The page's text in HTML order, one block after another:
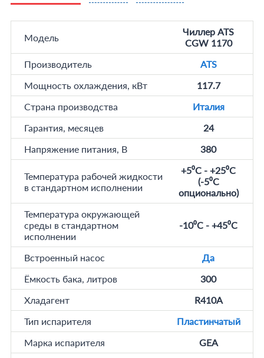
Модель
Чиллер ATS
CGW 1170
Производитель
ATS
Мощность охлаждения, кВт
117.7
Страна производства
Италия
Гарантия, месяцев
24
Напряжение питания, В
380
Температура рабочей жидкости
в стандартном исполнении
+5⁰C - +25⁰C
(-5⁰C
опционально)
Температура окружающей
среды в стандартном
исполнении
-10⁰C - +45⁰C
Встроенный насос
Да
Ёмкость бака, литров
300
Хладагент
R410A
Тип испарителя
Пластинчатый
Марка испарителя
GEA